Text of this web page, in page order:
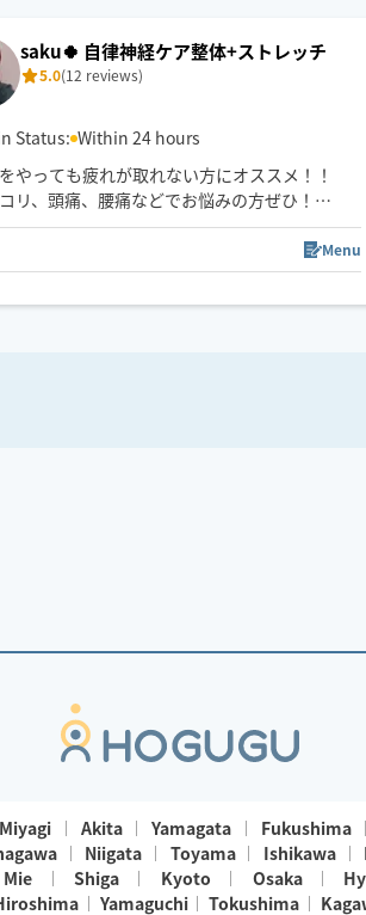
saku🍀 自律神経ケア整体+ストレッチ
5.0(12 reviews)
Status: Within 24 hours
やっても疲れが取れない方にオススメ！！
リ、頭痛、腰痛などでお悩みの方ぜひ！
み、弱揉み等のご希望にもバッチリ対応致し
箇所へ同時にアプローチして、より効率的に
りと効かせてほぐします
Menu
Miyagi Akita Yamagata Fukushima
Niigata Toyama Ishikawa
Mie Shiga Kyoto Osaka
Yamaguchi Tokushima